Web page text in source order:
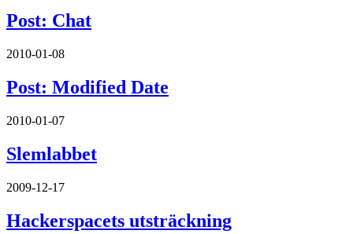
Post: Chat
2010-01-08
Post: Modified Date
2010-01-07
Slemlabbet
2009-12-17
Hackerspacets utsträckning